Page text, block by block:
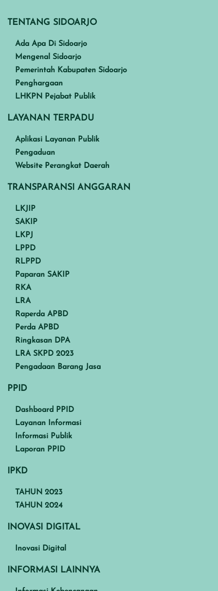
TENTANG SIDOARJO
Ada Apa Di Sidoarjo
Mengenal Sidoarjo
Pemerintah Kabupaten Sidoarjo
Penghargaan
LHKPN Pejabat Publik
LAYANAN TERPADU
Aplikasi Layanan Publik
Pengaduan
Website Perangkat Daerah
TRANSPARANSI ANGGARAN
LKJIP
SAKIP
LKPJ
LPPD
RLPPD
Paparan SAKIP
RKA
LRA
Raperda APBD
Perda APBD
Ringkasan DPA
LRA SKPD 2023
Pengadaan Barang Jasa
PPID
Dashboard PPID
Layanan Informasi
Informasi Publik
Laporan PPID
IPKD
TAHUN 2023
TAHUN 2024
INOVASI DIGITAL
Inovasi Digital
INFORMASI LAINNYA